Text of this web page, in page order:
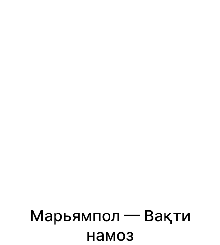
Марьямпол — Вақти
намоз